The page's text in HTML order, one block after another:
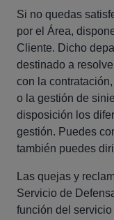
Si no quedas
por el Área,
Cliente. Dicho
destinado a
con la
o la gestión de
disposición los
gestión. Puedes
también puedes
Las quejas y
Servicio de
función del